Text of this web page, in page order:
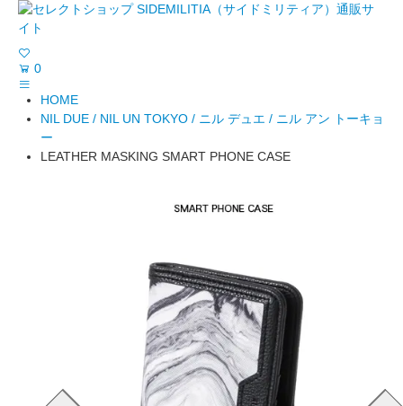
0
HOME
NIL DUE / NIL UN TOKYO / ニル デュエ / ニル アン トーキョ
ー
LEATHER MASKING SMART PHONE CASE